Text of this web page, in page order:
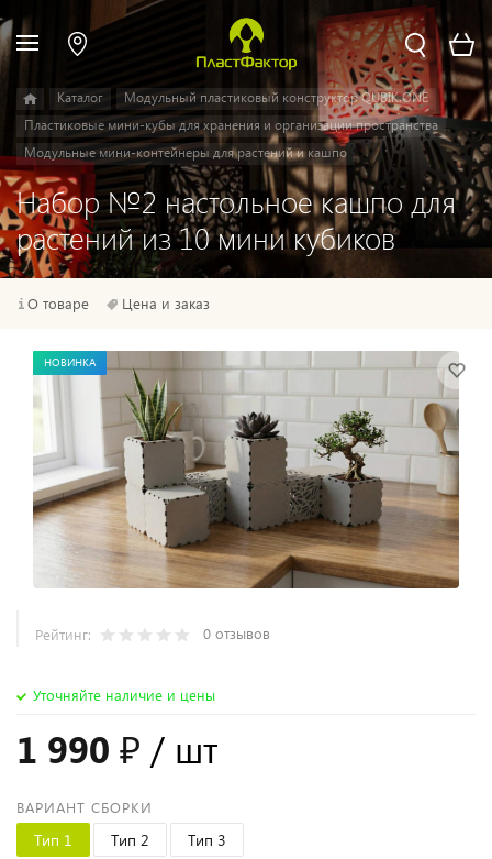
Каталог
Модульный пластиковый конструктор QUBIK.ONE
Пластиковые мини-кубы для хранения и организации пространства
Модульные мини-контейнеры для растений и кашпо
Набор №2 настольное кашпо для
растений из 10 мини кубиков
О товаре Цена и заказ
НОВИНКА
Рейтинг: 0 отзывов
Уточняйте наличие и цены
1 990 ₽ / шт
ВАРИАНТ СБОРКИ
Тип 1 Тип 2 Тип 3